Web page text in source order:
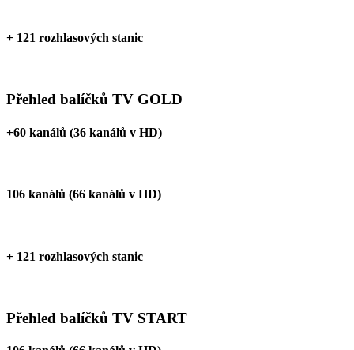
+ 121 rozhlasových stanic
Přehled balíčků TV GOLD
+60 kanálů (36 kanálů v HD)
106 kanálů (66 kanálů v HD)
+ 121 rozhlasových stanic
Přehled balíčků TV START